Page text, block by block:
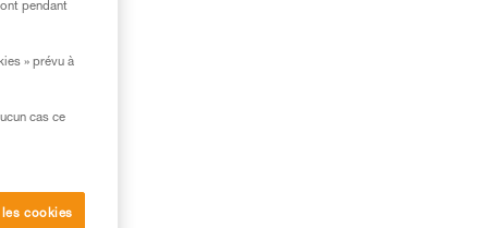
pendant
» prévu à
cas ce
cookies